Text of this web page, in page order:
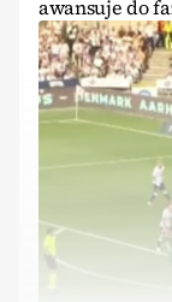
awansuje do